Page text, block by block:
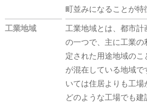
町並みになることが特
工業地域
工業地域とは、都市
の一つで、主に工業の
定された用途地域の
が混在している地域
いては住居よりも工場
どのような工場でも建